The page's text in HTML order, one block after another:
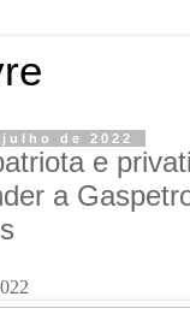
de 2022
e
a